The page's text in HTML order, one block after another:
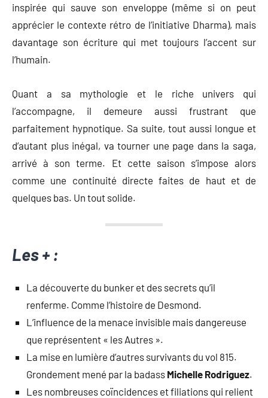
inspirée qui sauve son enveloppe (même si on peut
apprécier le contexte rétro de l’initiative Dharma), mais
davantage son écriture qui met toujours l’accent sur
l’humain.
Quant a sa mythologie et le riche univers qui
l’accompagne, il demeure aussi frustrant que
parfaitement hypnotique. Sa suite, tout aussi longue et
d’autant plus inégal, va tourner une page dans la saga,
arrivé à son terme. Et cette saison s’impose alors
comme une continuité directe faites de haut et de
quelques bas. Un tout solide.
Les + :
La découverte du bunker et des secrets qu’il
renferme. Comme l’histoire de Desmond.
L’influence de la menace invisible mais dangereuse
que représentent « les Autres ».
La mise en lumière d’autres survivants du vol 815.
Grondement mené par la badass Michelle Rodriguez.
Les nombreuses coïncidences et filiations qui relient